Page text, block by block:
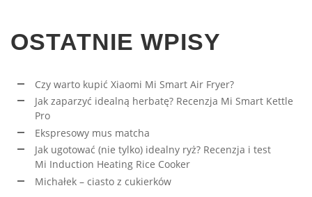
OSTATNIE WPISY
Czy warto kupić Xiaomi Mi Smart Air Fryer?
Jak zaparzyć idealną herbatę? Recenzja Mi Smart Kettle
Pro
Ekspresowy mus matcha
Jak ugotować (nie tylko) idealny ryż? Recenzja i test
Mi Induction Heating Rice Cooker
Michałek – ciasto z cukierków